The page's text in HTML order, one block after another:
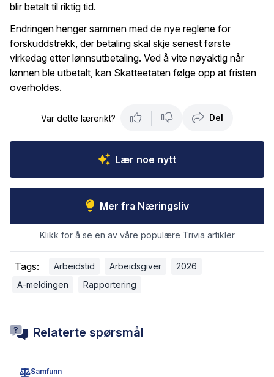
blir betalt til riktig tid.
Endringen henger sammen med de nye reglene for
forskuddstrekk, der betaling skal skje senest første
virkedag etter lønnsutbetaling. Ved å vite nøyaktig når
lønnen ble utbetalt, kan Skatteetaten følge opp at fristen
overholdes.
Var dette lærerikt? Del
Lær noe nytt
Mer fra Næringsliv
Klikk for å se en av våre populære Trivia artikler
Tags: Arbeidstid Arbeidsgiver
2026
A-meldingen
Rapportering
Relaterte spørsmål
Samfunn